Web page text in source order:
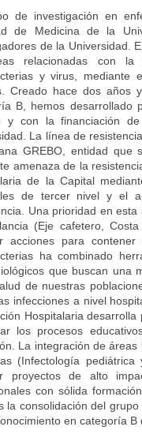
de investigación en
de Medicina de la
de la Universidad.
relacionadas con la
y virus, mediante
Creado hace dos años
B, hemos desarrollado
y con la financiación
La línea de
GREBO, entidad
amenaza de la
de la Capital
de tercer nivel y el
Una prioridad en
(Eje cafetero,
acciones para
ha combinado
que buscan una
de nuestras
infecciones a nivel
Hospitalaria
los procesos
La integración de
(Infectología pediátrica
proyectos de alto
con sólida
la consolidación del
en categoría B